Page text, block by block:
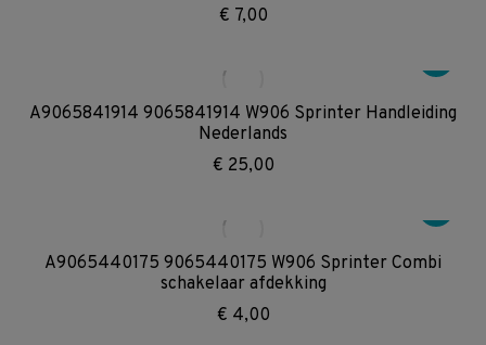
€ 7,00
A9065841914 9065841914 W906 Sprinter Handleiding
Nederlands
€ 25,00
A9065440175 9065440175 W906 Sprinter Combi
schakelaar afdekking
€ 4,00